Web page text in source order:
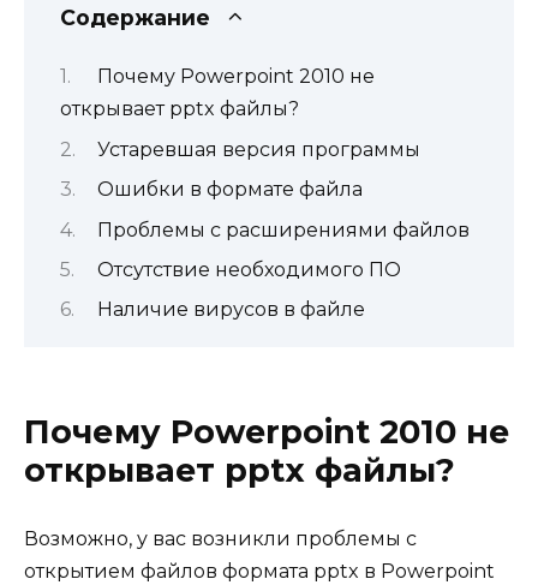
Содержание
Почему Powerpoint 2010 не
открывает pptx файлы?
Устаревшая версия программы
Ошибки в формате файла
Проблемы с расширениями файлов
Отсутствие необходимого ПО
Наличие вирусов в файле
Почему Powerpoint 2010 не
открывает pptx файлы?
Возможно, у вас возникли проблемы с
открытием файлов формата pptx в Powerpoint